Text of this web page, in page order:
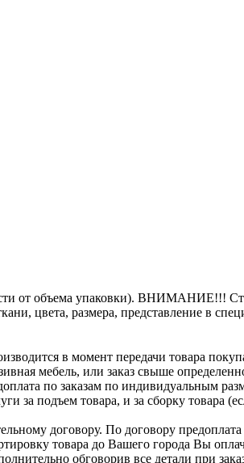
от объема упаковки). ВНИМАНИЕ!!!
цвета, размера, представление в
в момент передачи товара
мебель, или заказ свыше
по заказам по индивидуальным
за подъем товара, и за сборку товара
договору. По договору предоплата
товара до Вашего города Вы
обговорив все детали при